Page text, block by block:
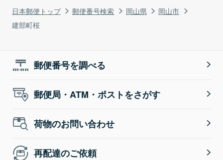
日本郵便トップ 郵便番号検索 岡山県
岡山市
建部町桜
郵便番号を調べる
郵便局・ATM・ポストをさがす
荷物のお問い合わせ
再配達のご依頼